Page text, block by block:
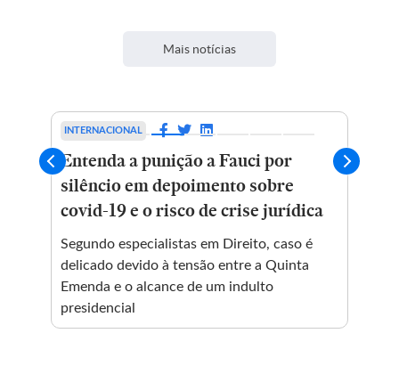
Mais notícias
INTERNACIONAL
Entenda a punição a Fauci por
silêncio em depoimento sobre
covid-19 e o risco de crise jurídica
Segundo especialistas em Direito, caso é
delicado devido à tensão entre a Quinta
Emenda e o alcance de um indulto
presidencial